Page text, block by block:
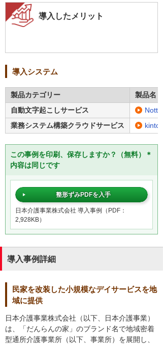
導入したメリット
導入システム
製品カテゴリー
製品名・
自動文字起こしサービス
Notta
業務システム構築クラウドサービス
この事例を印刷、保存しますか？（無料）＊
内容は同じです
整形ずみPDFを入手
日本介護事業株式会社 導入事例（PDF：
2,928KB）
導入事例詳細
民家を改装した小規模なデイサービスを地
域に提供
日本介護事業株式会社（以下、日本介護事業）
は、「だんらんの家」のブランド名で地域密着
型通所介護事業所（以下、事業所）を展開し、